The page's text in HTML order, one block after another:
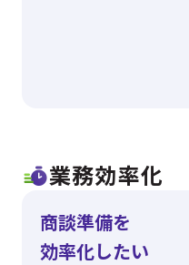
業務効率化
商談準備を
効率化したい